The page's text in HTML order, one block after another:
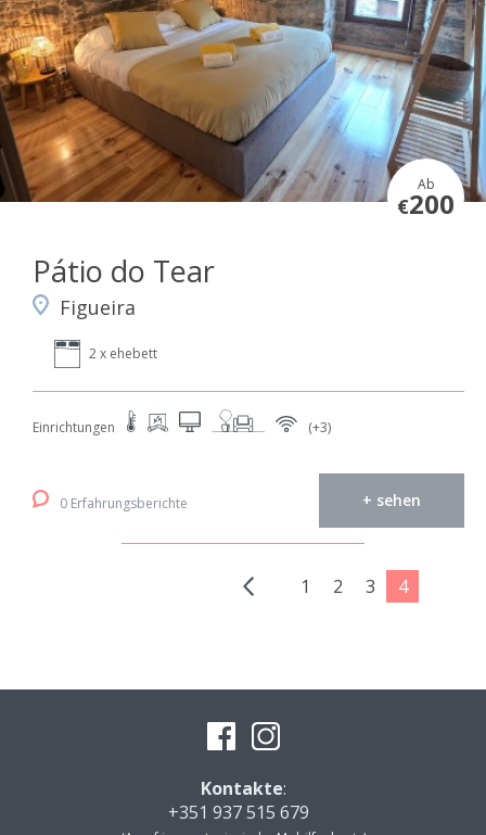
Ab
€200
Pátio do Tear
Figueira
2 x ehebett
Einrichtungen (+3)
0 Erfahrungsberichte + sehen
1 2 3 4
Kontakte:
+351 937 515 679